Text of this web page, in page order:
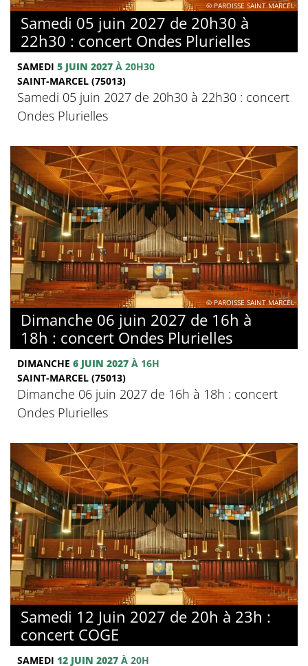
© PAROISSE SAINT MARCEL
Samedi 05 juin 2027 de 20h30 à
22h30 : concert Ondes Plurielles
SAMEDI 5 JUIN 2027 À 20H30
SAINT-MARCEL (75013)
Samedi 05 juin 2027 de 20h30 à 22h30 : concert
Ondes Plurielles
© PAROISSE SAINT MARCEL
Dimanche 06 juin 2027 de 16h à
18h : concert Ondes Plurielles
DIMANCHE 6 JUIN 2027 À 16H
SAINT-MARCEL (75013)
Dimanche 06 juin 2027 de 16h à 18h : concert
Ondes Plurielles
Samedi 12 Juin 2027 de 20h à 23h :
concert COGE
SAMEDI 12 JUIN 2027 À 20H